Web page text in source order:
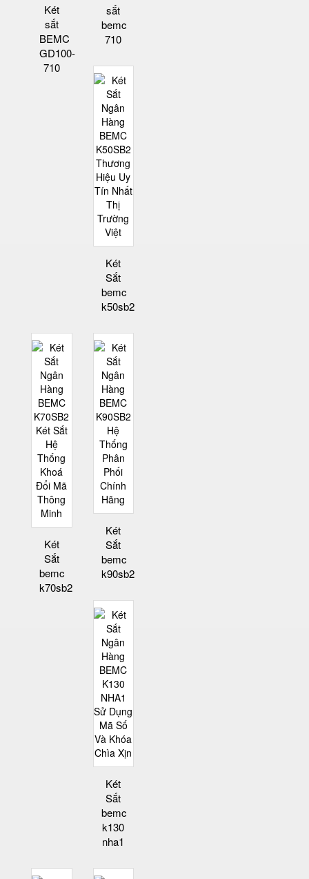
Két
sắt
BEMC
GD100-
710
sắt
bemc
710
Két
Sắt
bemc
k50sb2
Két
Sắt
bemc
k70sb2
Két
Sắt
bemc
k90sb2
Két
Sắt
bemc
k130
nha1